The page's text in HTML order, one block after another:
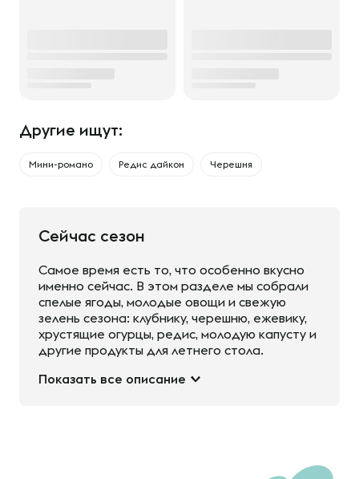
Другие ищут:
Мини-романо Редис дайкон Черешня
Сейчас сезон
Самое время есть то, что особенно вкусно
именно сейчас. В этом разделе мы собрали
спелые ягоды, молодые овощи и свежую
зелень сезона: клубнику, черешню, ежевику,
хрустящие огурцы, редис, молодую капусту и
другие продукты для летнего стола.
Показать все описание